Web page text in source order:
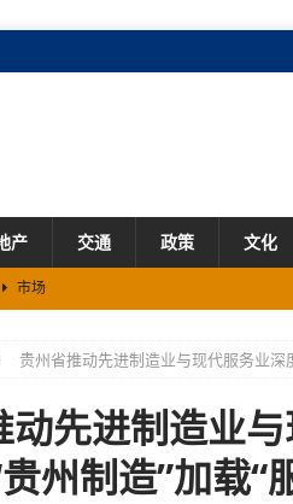
产 交通 政策 文化
市场
场
居民消费意愿持续回升
市场
定“红线” 政策
贵州省推动先进制造业与现代服务业深
动先进制造业
州制造”加载“